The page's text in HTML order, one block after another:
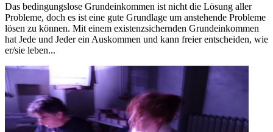
Das bedingungslose Grundeinkommen ist nicht die Lösung aller
Probleme, doch es ist eine gute Grundlage um anstehende Probleme
lösen zu können. Mit einem existenzsichernden Grundeinkommen
hat Jede und Jeder ein Auskommen und kann freier entscheiden, wie
er/sie leben...